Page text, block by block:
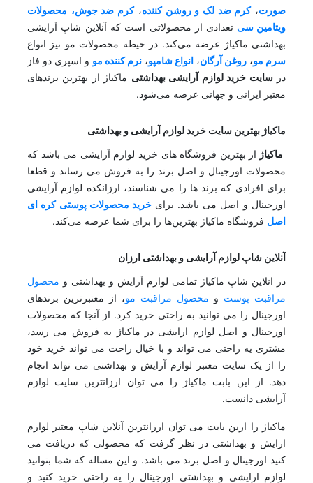
صورت،کرم ضد لک و روشن کننده،کرم ضد جوش، محصولات
ویتامین سی تعدادی از محصولاتی است که آنلاین شاپ آرایشی
بهداشتی ماکیاژ عرضه می‌کند. در حیطه محصولات مو نیز انواع
سرم مو، روغن آرگان، انواع شامپو، نرم کننده مو و اسپری دو فاز
درسایت خرید لوازم آرایشی بهداشتی ماکیاژ از بهترین برندهای
معتبر ایرانی و جهانی عرضه می‌شود.
ماکیاژ بهترین سایت خرید لوازم آرایشی و بهداشتی
ماکیاژ از بهترین فروشگاه های خرید لوازم آرایشی می باشد که
محصولات اورجینال و اصل برند را به فروش می رساند و قطعا
برای افرادی که برند ها را می شناسند، ارزانکده لوازم آرایشی
اورجینال و اصل می باشد. برای خرید محصولات پوستی کره ای
اصل فروشگاه ماکیاژ بهترین‌ها را برای شما عرضه می‌کند.
آنلاین شاپ لوازم آرایشی و بهداشتی ارزان
در انلاین شاپ ماکیاژ تمامی لوازم آرایش و بهداشتی و محصول
مراقبت پوست و محصول مراقبت مو، از معتبرترین برندهای
اورجینال را می توانید به راحتی خرید کرد. از آنجا که محصولات
اورجینال و اصل لوازم ارایشی در ماکیاژ به فروش می رسد،
مشتری یه راحتی می تواند و با خیال راحت می تواند خرید خود
را از یک سایت معتبر لوازم آرایش و بهداشتی می تواند انجام
دهد. از این بابت ماکیاژ را می توان ارزانترین سایت لوازم
آرایشی دانست.
ماکیاژ را ازین بابت می توان ارزانترین آنلاین شاپ معتبر لوازم
ارایش و بهداشتی در نظر گرفت که محصولی که دریافت می
کنید اورجینال و اصل برند می باشد. و این مساله که شما بتوانید
لوازم ارایشی و بهداشتی اورجینال را یه راحتی خرید کنید و